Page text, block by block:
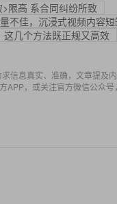
限高 系合同纠纷所致
不佳，沉浸式视频内容
几个方法既正规又高效
信息真实、准确，文章提及
APP，或关注官方微信公众